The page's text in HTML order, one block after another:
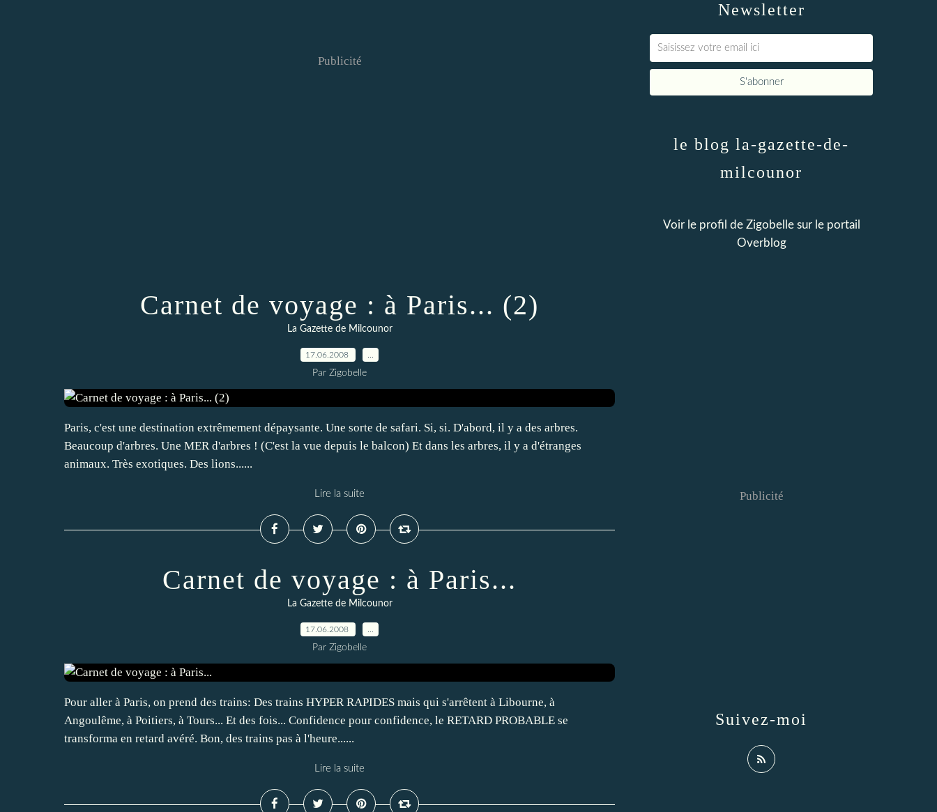
Publicité
Carnet de voyage : à Paris... (2)
La Gazette de Milcounor
17.06.2008
Par Zigobelle
Paris, c'est une destination extrêmement dépaysante. Une sorte de safari. Si, si. D'abord, il y a des arbres.
Beaucoup d'arbres. Une MER d'arbres ! (C'est la vue depuis le balcon) Et dans les arbres, il y a d'étranges
animaux. Très exotiques. Des lions......
Lire la suite
Carnet de voyage : à Paris...
La Gazette de Milcounor
17.06.2008
Par Zigobelle
Pour aller à Paris, on prend des trains: Des trains HYPER RAPIDES mais qui s'arrêtent à Libourne, à
Angoulême, à Poitiers, à Tours... Et des fois... Confidence pour confidence, le RETARD PROBABLE se
transforma en retard avéré. Bon, des trains pas à l'heure......
Lire la suite
Newsletter
le blog la-gazette-de-
milcounor
Voir le profil de Zigobellesur le portail
Overblog
Suivez-moi
Publicité